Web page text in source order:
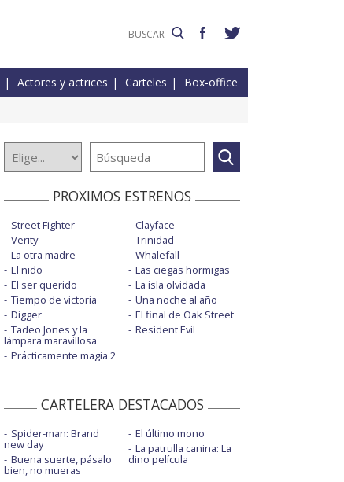
Actores y actrices Carteles Box-office
PROXIMOS ESTRENOS
Street Fighter
Verity
La otra madre
El nido
El ser querido
Tiempo de victoria
Digger
Tadeo Jones y la
lámpara maravillosa
Prácticamente magia 2
Clayface
Trinidad
Whalefall
Las ciegas hormigas
La isla olvidada
Una noche al año
El final de Oak Street
Resident Evil
CARTELERA DESTACADOS
Spider-man: Brand
new day
Buena suerte, pásalo
bien, no mueras
El último mono
La patrulla canina: La
dino película